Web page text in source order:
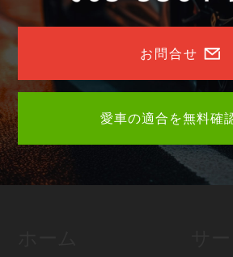
お問合せ
愛車の適合を無料確